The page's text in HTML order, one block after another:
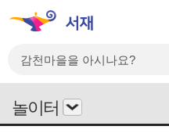
놀이터